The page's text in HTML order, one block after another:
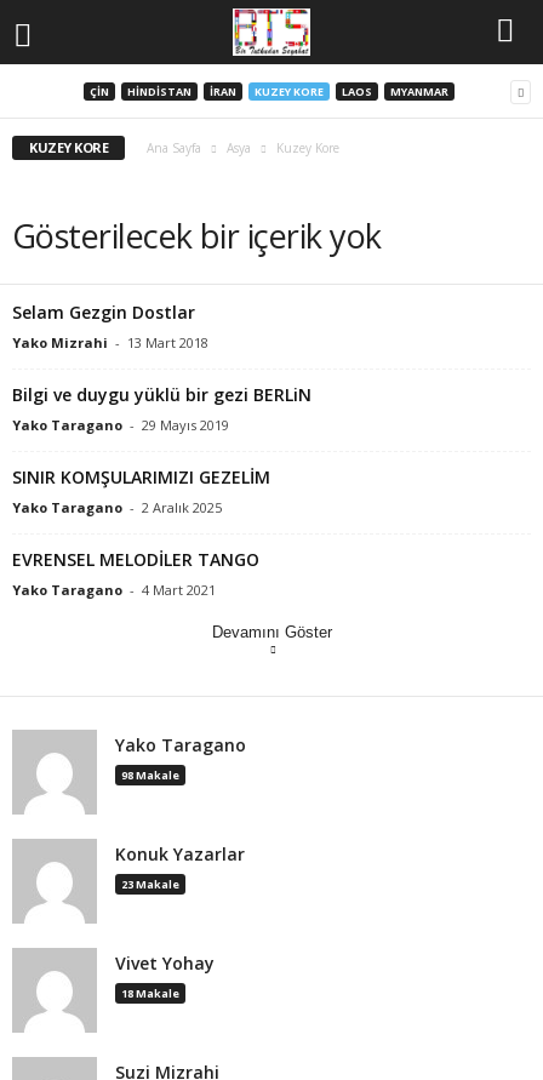
ÇIN HINDISTAN İRAN KUZEY KORE LAOS MYANMAR
KUZEY KORE Ana Sayfa Asya Kuzey Kore
Gösterilecek bir içerik yok
Selam Gezgin Dostlar
Yako Mizrahi - 13 Mart 2018
Bilgi ve duygu yüklü bir gezi BERLiN
Yako Taragano - 29 Mayıs 2019
SINIR KOMŞULARIMIZI GEZELİM
Yako Taragano - 2 Aralık 2025
EVRENSEL MELODİLER TANGO
Yako Taragano - 4 Mart 2021
Devamını Göster
Yako Taragano
98 Makale
Konuk Yazarlar
23 Makale
Vivet Yohay
18 Makale
Suzi Mizrahi